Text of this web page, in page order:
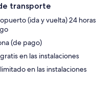
transporte
(ida y vuelta) 24 horas
(de pago)
en las instalaciones
en las instalaciones